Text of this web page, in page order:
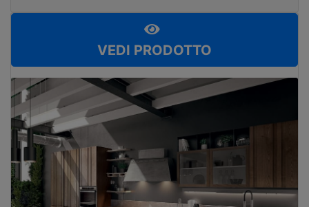
VEDI PRODOTTO